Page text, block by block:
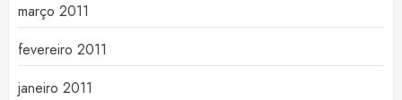
março 2011
fevereiro 2011
janeiro 2011